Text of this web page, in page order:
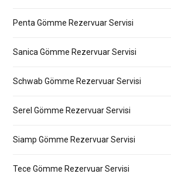
Penta Gömme Rezervuar Servisi
Sanica Gömme Rezervuar Servisi
Schwab Gömme Rezervuar Servisi
Serel Gömme Rezervuar Servisi
Siamp Gömme Rezervuar Servisi
Tece Gömme Rezervuar Servisi